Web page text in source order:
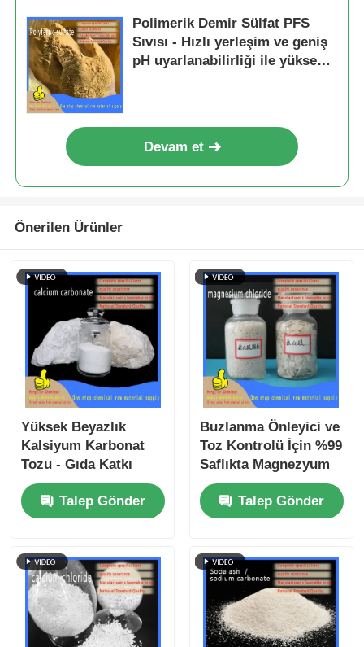
Polimerik Demir Sülfat PFS
Sıvısı - Hızlı yerleşim ve geniş
pH uyarlanabilirliği ile yüksek
Devam et
Önerilen Ürünler
Yüksek Beyazlık
Kalsiyum Karbonat
Tozu - Gıda Katkı
maddesi E170 ve
Endüstriyel
Uygulamalar İçin
Talep Gönder
Buzlanma Önleyici ve
Toz Kontrolü İçin %99
Saflıkta Magnezyum
Klorür Hekzahidrat
MgCl₂·6H₂OTalep Gönder